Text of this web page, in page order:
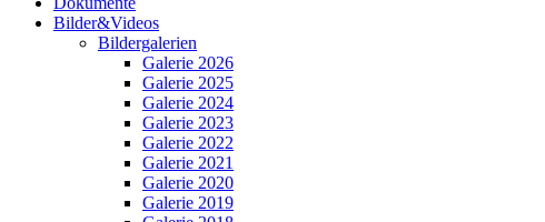
Bilder&Videos
Bildergalerien
Galerie 2026
Galerie 2025
Galerie 2024
Galerie 2023
Galerie 2022
Galerie 2021
Galerie 2020
Galerie 2019